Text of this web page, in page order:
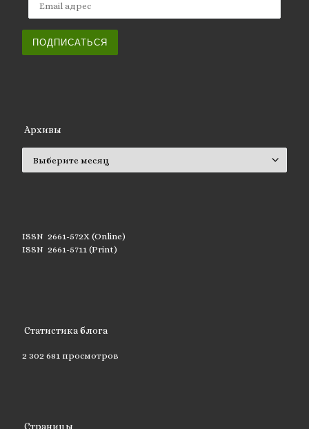
ПОДПИСАТЬСЯ
Архивы
ISSN 2661-572X (Online)
ISSN 2661-5711 (Print)
Статистика блога
2 302 681 просмотров
Страницы